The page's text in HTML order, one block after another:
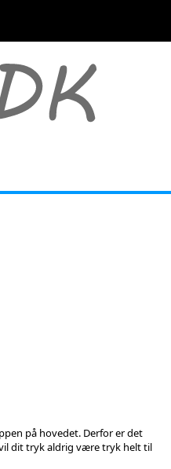
på hovedet. Derfor er det
dit tryk aldrig være tryk helt til